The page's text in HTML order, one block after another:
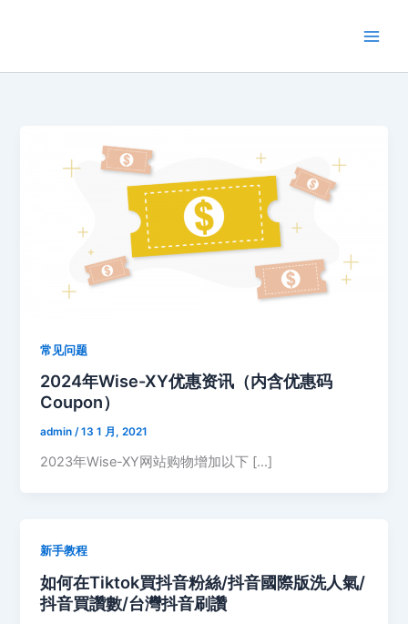
容
常见问题
2024年Wise-XY优惠资讯（内含优惠码
Coupon）
admin/13 1 月, 2021
2023年Wise-XY网站购物增加以下 […]
新手教程
如何在Tiktok買抖音粉絲/抖音國際版洗人氣/
抖音買讚數/台灣抖音刷讚